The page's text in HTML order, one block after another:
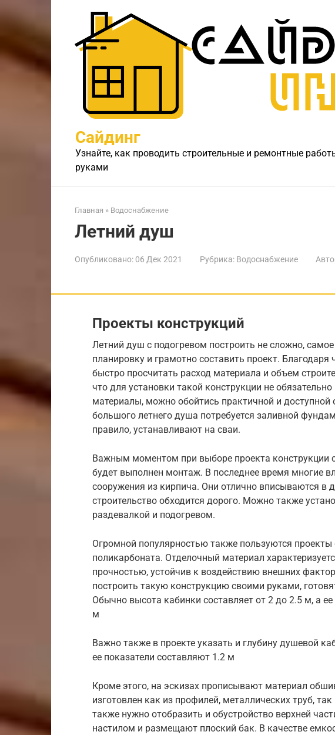
контенту
Сайдинг
Узнайте, как проводить строительные и ремонтные
руками
Главная » Водоснабжение
Летний душ
Опубликовано: 06 Дек 2021 Рубрика: Водоснабжение
Проекты конструкций
Летний душ с подогревом построить не сложно,
планировку и грамотно составить проект.
быстро просчитать расход материала и объем
что для установки такой конструкции не
материалы, можно обойтись практичной и доступной
большого летнего душа потребуется заливной
правило, устанавливают на сваи.
Важным моментом при выборе проекта конструкции
будет выполнен монтаж. В последнее время многие
сооружения из кирпича. Они отлично вписываются в
строительство обходится дорого. Можно также
раздевалкой и подогревом.
Огромной популярностью также пользуются
поликарбоната. Отделочный материал
прочностью, устойчив к воздействию внешних
построить такую конструкцию своими руками,
Обычно высота кабинки составляет от 2 до 2.5 м, а
м
Важно также в проекте указать и глубину душевой
ее показатели составляют 1.2 м
Кроме этого, на эскизах прописывают материал
изготовлен как из профилей, металлических труб,
также нужно отобразить и обустройство верхней
настилом и размещают плоский бак. В качестве